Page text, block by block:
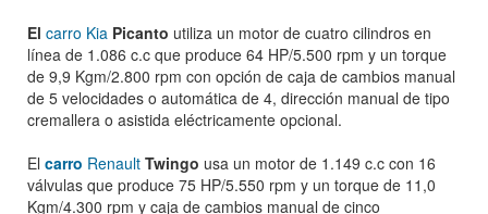
El carro Kia Picanto utiliza un motor de cuatro cilindros en
línea de 1.086 c.c que produce 64 HP/5.500 rpm y un torque
de 9,9 Kgm/2.800 rpm con opción de caja de cambios manual
de 5 velocidades o automática de 4, dirección manual de tipo
cremallera o asistida eléctricamente opcional.
El carro Renault Twingo usa un motor de 1.149 c.c con 16
válvulas que produce 75 HP/5.550 rpm y un torque de 11,0
Kgm/4.300 rpm y caja de cambios manual de cinco